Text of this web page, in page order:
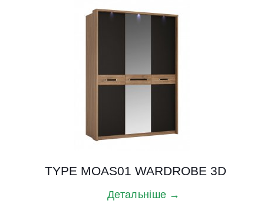
TYPE MOAS01 WARDROBE 3D
Детальніше →